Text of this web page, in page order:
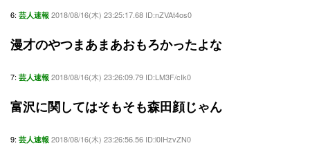
6: 芸人速報 2018/08/16(木) 23:25:17.68 ID:nZVAt4os0
漫才のやつまあまあおもろかったよな
7: 芸人速報 2018/08/16(木) 23:26:09.79 ID:LM3F/cIk0
富沢に関してはそもそも森田顔じゃん
9: 芸人速報 2018/08/16(木) 23:26:56.56 ID:l0IHzvZN0